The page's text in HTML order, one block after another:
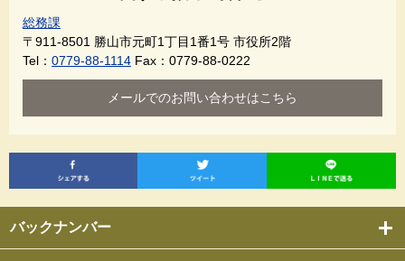
バックナンバー
総務課
〒911-8501 勝山市元町1丁目1番1号 市役所2階
Tel： 0779-88-1114 Fax：0779-88-0222
メールでのお問い合わせはこちら